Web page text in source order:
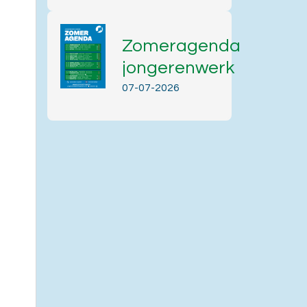
Zomeragenda
jongerenwerk
07-07-2026